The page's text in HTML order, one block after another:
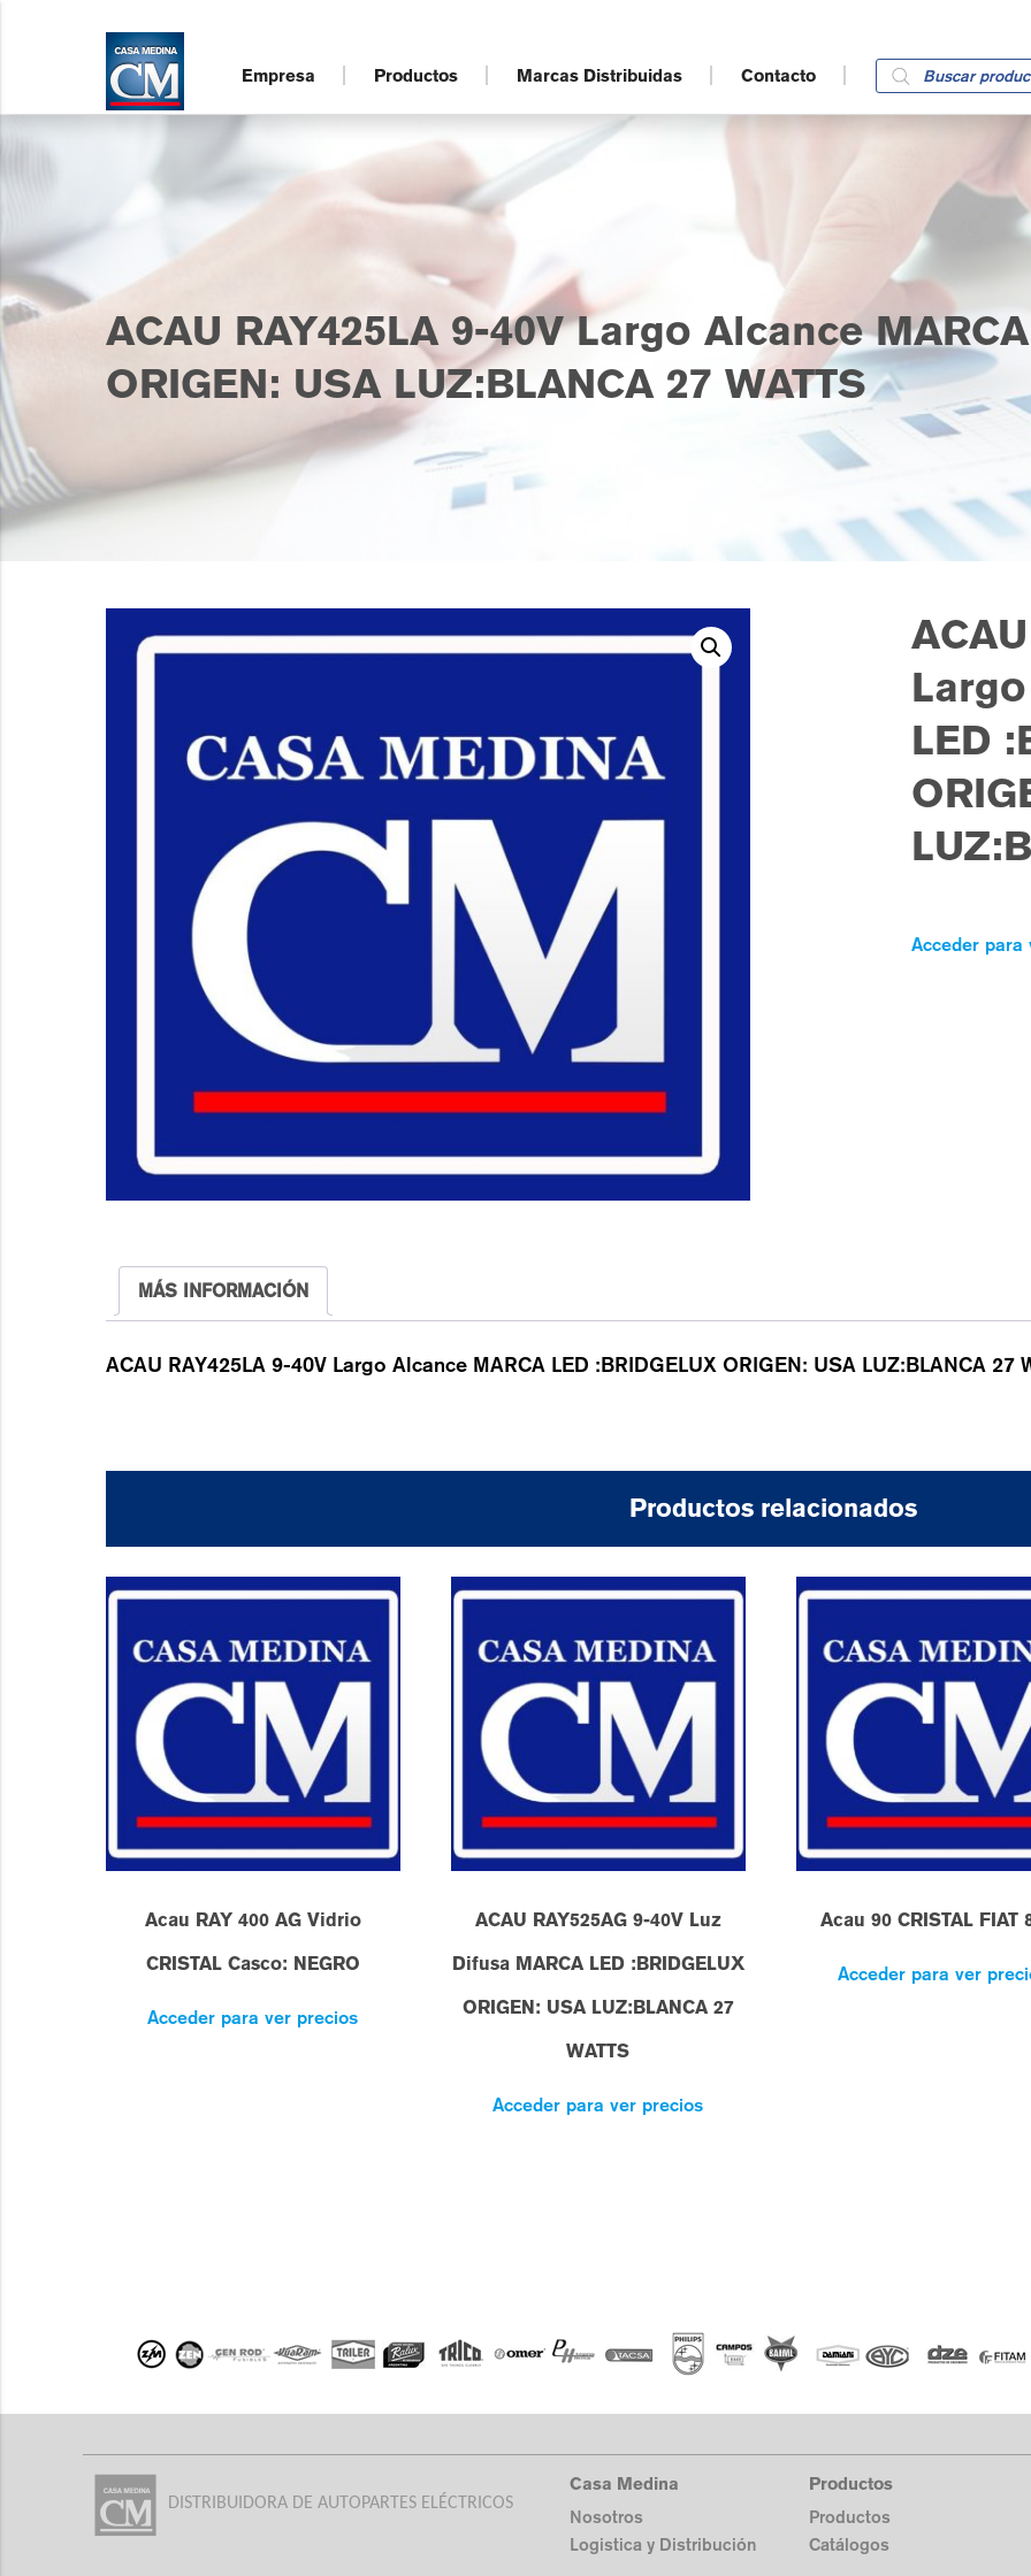
Empresa Productos Marcas Distribuidas Contacto
Products
search
ACAU RAY425LA 9-40V Largo Alcance
ORIGEN: USA LUZ:BLANCA 27 WATTS
LED
Acceder para
MÁS INFORMACIÓN
ACAU RAY425LA 9-40V Largo Alcance MARCA LED :BRIDGELUX ORIGEN: USA LUZ:BLANCA 27
Productos relacionados
Acau RAY 400 AG Vidrio
CRISTAL Casco: NEGRO
Acceder para ver precios
ACAU RAY525AG 9-40V Luz
Difusa MARCA LED :BRIDGELUX
ORIGEN: USA LUZ:BLANCA 27
WATTS
Acceder para ver precios
Acau 90 CRISTAL FIAT
Acceder para ver
DISTRIBUIDORA DE AUTOPARTES ELÉCTRICOS
Casa Medina
Nosotros
Logistica y Distribución
Productos
Productos
Catálogos